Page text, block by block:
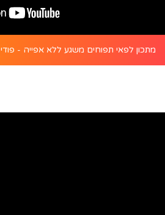
מתכון לפאי תפוחים משגע ללא אפייה - פודי